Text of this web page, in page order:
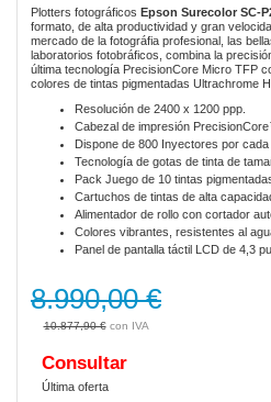
Plotters fotográficos Epson Surecolor SC-
formato, de alta productividad y gran
mercado de la fotográfia profesional, las
laboratorios fotobráficos, combina la
última tecnología PrecisionCore Micro TFP
colores de tintas pigmentadas Ultrachrome
Resolución de 2400 x 1200 ppp.
Cabezal de impresión
Dispone de 800 Inyectores por cada
Tecnología de gotas de tinta de
Pack Juego de 10 tintas
Cartuchos de tintas de alta
Alimentador de rollo con cortador
Colores vibrantes, resistentes al
Panel de pantalla táctil LCD de 4,3
10.877,90 €
8.990,00 €
Consultar
Última oferta
beginning
the
images
gallery